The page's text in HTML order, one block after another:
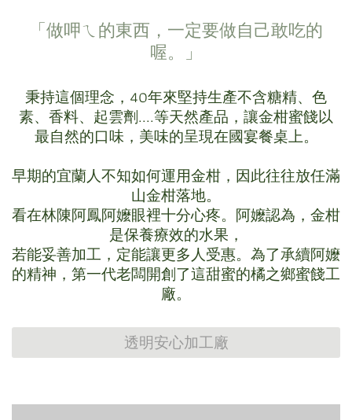
「做呷ㄟ的東西，一定要做自己敢吃的
喔。」
秉持這個理念，40年來堅持生產不含糖精、色
素、香料、起雲劑....等天然產品，讓金柑蜜餞以
最自然的口味，美味的呈現在國宴餐桌上。
早期的宜蘭人不知如何運用金柑，因此往往放任滿
山金柑落地。
看在林陳阿鳳阿嬤眼裡十分心疼。阿嬤認為，金柑
是保養療效的水果，
若能妥善加工，定能讓更多人受惠。為了承續阿嬤
的精神，第一代老闆開創了這甜蜜的橘之鄉蜜餞工
廠。
透明安心加工廠